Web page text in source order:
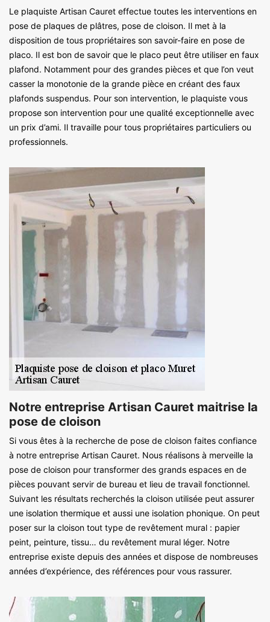
Le plaquiste Artisan Cauret effectue toutes les interventions en
pose de plaques de plâtres, pose de cloison. Il met à la
disposition de tous propriétaires son savoir-faire en pose de
placo. Il est bon de savoir que le placo peut être utiliser en faux
plafond. Notamment pour des grandes pièces et que l’on veut
casser la monotonie de la grande pièce en créant des faux
plafonds suspendus. Pour son intervention, le plaquiste vous
propose son intervention pour une qualité exceptionnelle avec
un prix d’ami. Il travaille pour tous propriétaires particuliers ou
professionnels.
Notre entreprise Artisan Cauret maitrise la
pose de cloison
Si vous êtes à la recherche de pose de cloison faites confiance
à notre entreprise Artisan Cauret. Nous réalisons à merveille la
pose de cloison pour transformer des grands espaces en de
pièces pouvant servir de bureau et lieu de travail fonctionnel.
Suivant les résultats recherchés la cloison utilisée peut assurer
une isolation thermique et aussi une isolation phonique. On peut
poser sur la cloison tout type de revêtement mural : papier
peint, peinture, tissu… du revêtement mural léger. Notre
entreprise existe depuis des années et dispose de nombreuses
années d’expérience, des références pour vous rassurer.